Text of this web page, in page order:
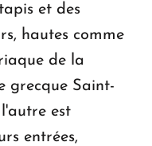
et des
hautes comme
de la
grecque Saint-
est
entrées,